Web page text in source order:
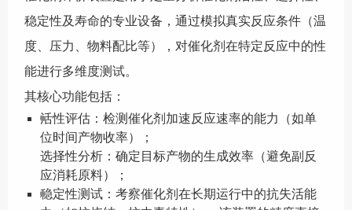
稳定性及寿命的专业设备，通过模拟真实反应条件（温
度、压力、物料配比等），对催化剂在特定反应中的性
能进行多维度测试。
其核心功能包括：
活性评估：检测催化剂加速反应速率的能力（如单
位时间产物收率）；
选择性分析：确定目标产物的生成效率（避免副反
应消耗原料）；
稳定性测试：考察催化剂在长期运行中的抗失活能